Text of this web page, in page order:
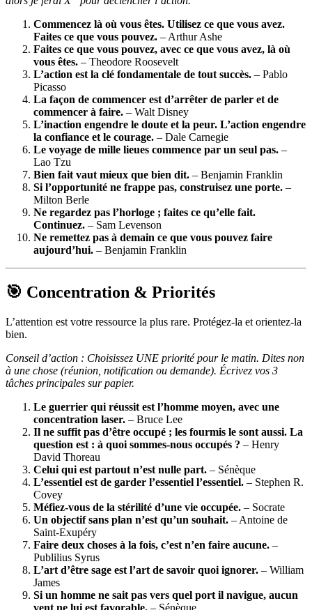
Commencez là où vous êtes. Utilisez ce que vous avez.
Faites ce que vous pouvez. – Arthur Ashe
Faites ce que vous pouvez, avec ce que vous avez, là où
vous êtes. – Theodore Roosevelt
L’action est la clé fondamentale de tout succès. – Pablo
Picasso
La façon de commencer est d’arrêter de parler et de
commencer à faire. – Walt Disney
L’inaction engendre le doute et la peur. L’action engendre
la confiance et le courage. – Dale Carnegie
Le voyage de mille lieues commence par un seul pas. –
Lao Tzu
Bien fait vaut mieux que bien dit. – Benjamin Franklin
Si l’opportunité ne frappe pas, construisez une porte. –
Milton Berle
Ne regardez pas l’horloge ; faites ce qu’elle fait.
Continuez. – Sam Levenson
Ne remettez pas à demain ce que vous pouvez faire
aujourd’hui. – Benjamin Franklin
🎯 Concentration & Priorités
L’attention est votre ressource la plus rare. Protégez-la et orientez-la
bien.
Conseil d’action : Choisissez UNE priorité pour le matin. Dites non
à une chose (réunion, notification ou demande). Écrivez vos 3
tâches principales sur papier.
Le guerrier qui réussit est l’homme moyen, avec une
concentration laser. – Bruce Lee
Il ne suffit pas d’être occupé ; les fourmis le sont aussi. La
question est : à quoi sommes-nous occupés ? – Henry
David Thoreau
Celui qui est partout n’est nulle part. – Sénèque
L’essentiel est de garder l’essentiel l’essentiel. – Stephen R.
Covey
Méfiez-vous de la stérilité d’une vie occupée. – Socrate
Un objectif sans plan n’est qu’un souhait. – Antoine de
Saint‑Exupéry
Faire deux choses à la fois, c’est n’en faire aucune. –
Publilius Syrus
L’art d’être sage est l’art de savoir quoi ignorer. – William
James
Si un homme ne sait pas vers quel port il navigue, aucun
vent ne lui est favorable. – Sénèque